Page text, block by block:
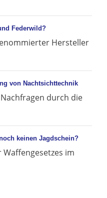
Federwild?
Hersteller
von Nachtsichttechnik
durch die
keinen Jagdschein?
im